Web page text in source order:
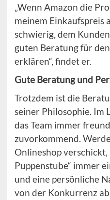
„Wenn Amazon die
meinem Einkaufspreis
schwierig, dem
guten Beratung für
erklären“, findet er.
Gute Beratung und
Trotzdem ist die
seiner Philosophie. Im
das Team immer
zuvorkommend.
Onlineshop verschickt,
Puppenstube“ immer
und eine persönliche
von der Konkurrenz